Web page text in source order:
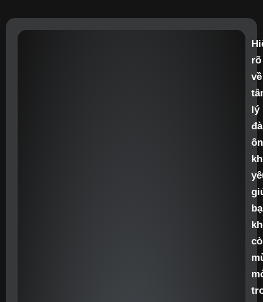
rõ
về
lý